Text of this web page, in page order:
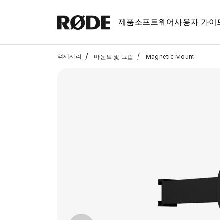
제품소프트웨어사용자 가이
액세서리 / 마운트 및 그립 / Magnetic Mount